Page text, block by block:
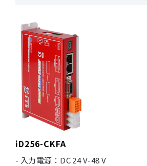
iD256-CKFA
- 入力電源：DC 24 V-48 V